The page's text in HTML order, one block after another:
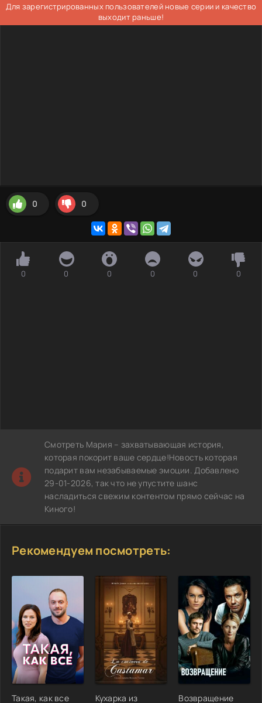
Для зарегистрированных пользователей новые серии и качество
выходит раньше!
0 0
0 0 0 0 0 0
Смотреть Мария – захватывающая история,
которая покорит ваше сердце!Новость которая
подарит вам незабываемые эмоции. Добавлено
29-01-2026, так что не упустите шанс
насладиться свежим контентом прямо сейчас на
Киного!
Рекомендуем посмотреть:
Такая, как все Кухарка из Возвращение